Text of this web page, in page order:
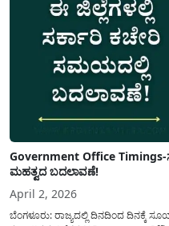
Government Office
ಮಹತ್ವದ ಬದಲಾವಣೆ!
April 2, 2026
ಬೆಂಗಳೂರು: ರಾಜ್ಯದಲ್ಲಿ ದಿನದಿಂದ ದಿನಕ್ಕೆ